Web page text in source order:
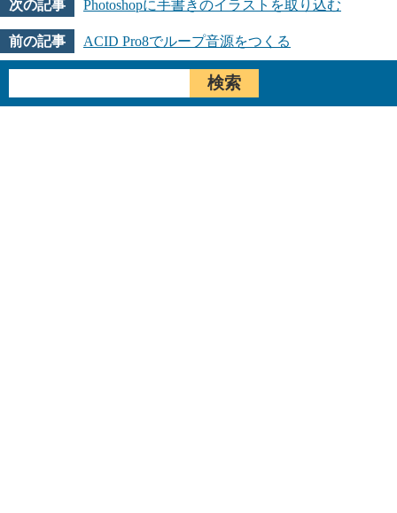
Photoshopに手書きのイラストを取り込む
ACID Pro8でループ音源をつくる